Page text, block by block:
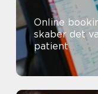
Online booking
skaber det
patient